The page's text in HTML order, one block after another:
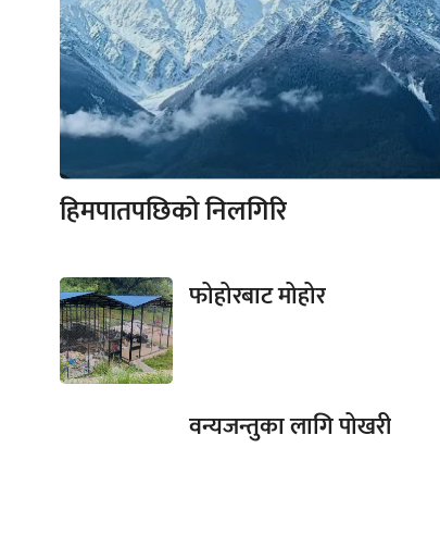
हिमपातपछिको निलगिरि
फोहोरबाट मोहोर
वन्यजन्तुका लागि पोखरी